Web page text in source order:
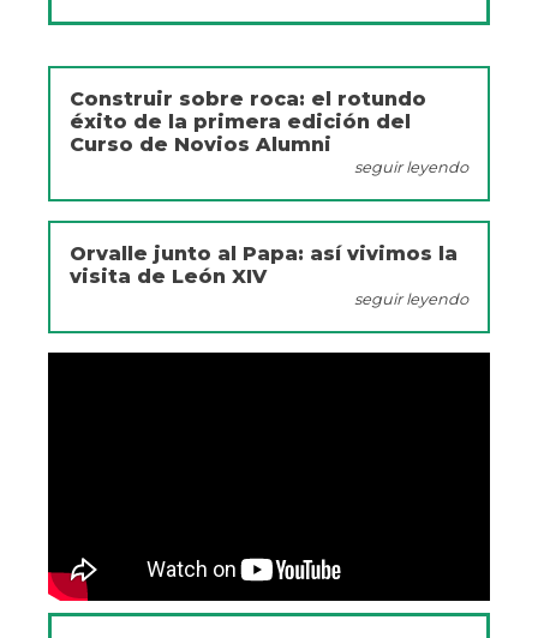
Construir sobre roca: el rotundo
éxito de la primera edición del
Curso de Novios Alumni
seguir leyendo
Orvalle junto al Papa: así vivimos la
visita de León XIV
seguir leyendo